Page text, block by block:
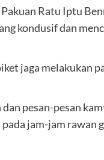
Ratu Iptu
kondusif dan
jaga melakukan
pesan-pesan
jam-jam rawan